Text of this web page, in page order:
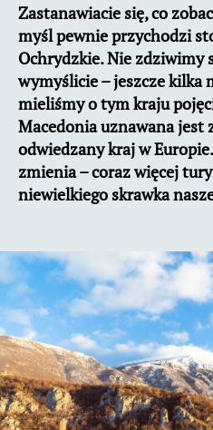
Zastanawiacie się, co
myśl pewnie przychodzi
Ochrydzkie. Nie zdziwimy
wymyślicie – jeszcze kilka
mieliśmy o tym kraju
Macedonia uznawana jest
odwiedzany kraj w
zmienia – coraz więcej
niewielkiego skrawka